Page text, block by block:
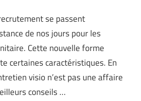
se passent
de nos jours pour les
Cette nouvelle forme
certaines caractéristiques. En
visio n’est pas une affaire
conseils …